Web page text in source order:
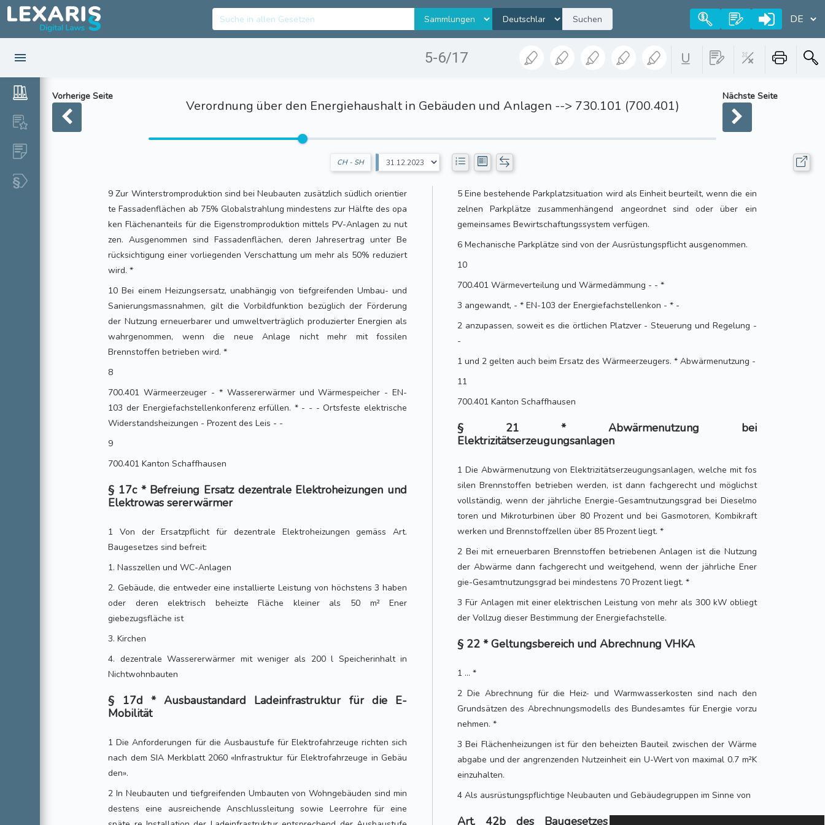
Suchen
5-6/17
Vorherige Seite
Verordnung über den Energiehaushalt in Gebäuden und Anlagen --> 730.101 (700.401)
Nächste Seite
CH - SH
9 Zur Winterstromproduktion sind bei Neubauten zusätzlich südlich orientier
te Fassadenflächen ab 75% Globalstrahlung mindestens zur Hälfte des opa
ken Flächenanteils für die Eigenstromproduktion mittels PV-Anlagen zu nut
zen. Ausgenommen sind Fassadenflächen, deren Jahresertrag unter Be
rücksichtigung einer vorliegenden Verschattung um mehr als 50% reduziert
wird. *
10 Bei einem Heizungsersatz, unabhängig von tiefgreifenden Umbau- und
Sanierungsmassnahmen, gilt die Vorbildfunktion bezüglich der Förderung
der Nutzung erneuerbarer und umweltverträglich produzierter Energien als
wahrgenommen, wenn die neue Anlage nicht mehr mit fossilen
Brennstoffen betrieben wird. *
8
700.401 Wärmeerzeuger - * Wassererwärmer und Wärmespeicher - EN-
103 der Energiefachstellenkonferenz erfüllen. * - - - Ortsfeste elektrische
Widerstandsheizungen - Prozent des Leis - -
9
700.401 Kanton Schaffhausen
§ 17c * Befreiung Ersatz dezentrale Elektroheizungen und
Elektrowas sererwärmer
1 Von der Ersatzpflicht für dezentrale Elektroheizungen gemäss Art.
Baugesetzes sind befreit:
1. Nasszellen und WC-Anlagen
2. Gebäude, die entweder eine installierte Leistung von höchstens 3 haben
oder deren elektrisch beheizte Fläche kleiner als 50 m² Ener
giebezugsfläche ist
3. Kirchen
4. dezentrale Wassererwärmer mit weniger als 200 l Speicherinhalt in
Nichtwohnbauten
§ 17d * Ausbaustandard Ladeinfrastruktur für die E-
Mobilität
1 Die Anforderungen für die Ausbaustufe für Elektrofahrzeuge richten sich
nach dem SIA Merkblatt 2060 «Infrastruktur für Elektrofahrzeuge in Gebäu
den».
2 In Neubauten und tiefgreifenden Umbauten von Wohngebäuden sind min
destens eine ausreichende Anschlussleitung sowie Leerrohre für eine
5 Eine bestehende Parkplatzsituation wird als Einheit beurteilt, wenn die ein
zelnen Parkplätze zusammenhängend angeordnet sind oder über ein
gemeinsames Bewirtschaftungssystem verfügen.
6 Mechanische Parkplätze sind von der Ausrüstungspflicht ausgenommen.
10
700.401 Wärmeverteilung und Wärmedämmung - - *
3 angewandt, - * EN-103 der Energiefachstellenkon - * -
2 anzupassen, soweit es die örtlichen Platzver - Steuerung und Regelung -
-
1 und 2 gelten auch beim Ersatz des Wärmeerzeugers. * Abwärmenutzung -
11
700.401 Kanton Schaffhausen
§ 21 * Abwärmenutzung bei
Elektrizitätserzeugungsanlagen
1 Die Abwärmenutzung von Elektrizitätserzeugungsanlagen, welche mit fos
silen Brennstoffen betrieben werden, ist dann fachgerecht und möglichst
vollständig, wenn der jährliche Energie-Gesamtnutzungsgrad bei Dieselmo
toren und Mikroturbinen über 80 Prozent und bei Gasmotoren, Kombikraft
werken und Brennstoffzellen über 85 Prozent liegt. *
2 Bei mit erneuerbaren Brennstoffen betriebenen Anlagen ist die Nutzung
der Abwärme dann fachgerecht und weitgehend, wenn der jährliche Ener
gie-Gesamtnutzungsgrad bei mindestens 70 Prozent liegt. *
3 Für Anlagen mit einer elektrischen Leistung von mehr als 300 kW obliegt
der Vollzug dieser Bestimmung der Energiefachstelle.
§ 22 * Geltungsbereich und Abrechnung VHKA
1 ... *
2 Die Abrechnung für die Heiz- und Warmwasserkosten sind nach den
Grundsätzen des Abrechnungsmodells des Bundesamtes für Energie vorzu
nehmen. *
3 Bei Flächenheizungen ist für den beheizten Bauteil zwischen der Wärme
abgabe und der angrenzenden Nutzeinheit ein U-Wert von maximal 0.7 m²K
einzuhalten.
4 Als ausrüstungspflichtige Neubauten und Gebäudegruppen im Sinne von
Art. 42b des Baugesetzes gelten alle Bauten und